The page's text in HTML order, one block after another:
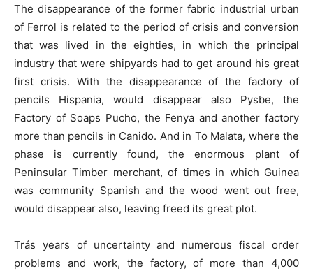
The disappearance of the former fabric industrial urban
of Ferrol is related to the period of crisis and conversion
that was lived in the eighties, in which the principal
industry that were shipyards had to get around his great
first crisis. With the disappearance of the factory of
pencils Hispania, would disappear also Pysbe, the
Factory of Soaps Pucho, the Fenya and another factory
more than pencils in Canido. And in To Malata, where the
phase is currently found, the enormous plant of
Peninsular Timber merchant, of times in which Guinea
was community Spanish and the wood went out free,
would disappear also, leaving freed its great plot.
Trás years of uncertainty and numerous fiscal order
problems and work, the factory, of more than 4,000